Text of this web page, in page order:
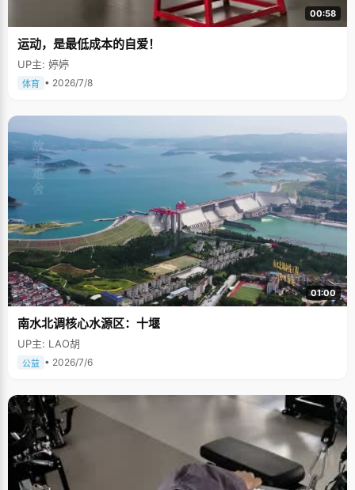
00:58
运动，是最低成本的自爱！
UP主: 婷婷
体育 • 2026/7/8
01:00
南水北调核心水源区：十堰
UP主: LAO胡
公益 • 2026/7/6